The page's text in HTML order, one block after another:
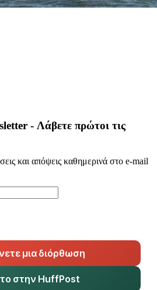
- Λάβετε πρώτοι τις
και απόψεις καθημερινά στο e-mail
μια διόρθωση
το στην HuffPost